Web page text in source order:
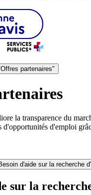
partenaires"
la transparence du
d'opportunités d'emploi
d'aide sur la recherche
sur la